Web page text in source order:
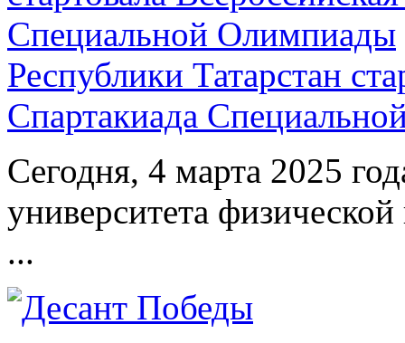
Республики Татарстан
Спартакиада
Сегодня, 4 марта 2025
университета
...